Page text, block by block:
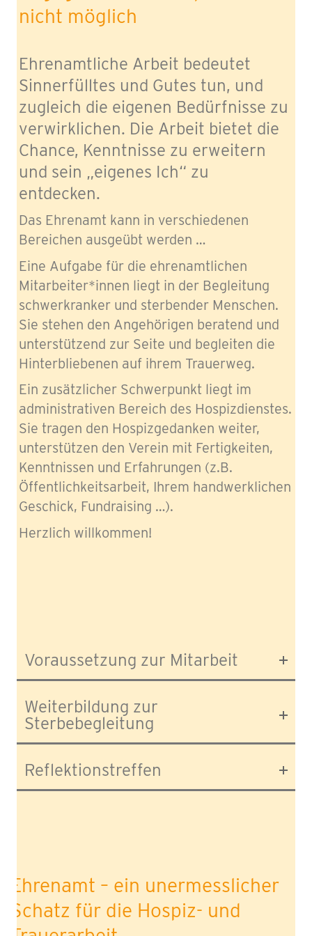
nicht möglich
Ehrenamtliche Arbeit bedeutet
Sinnerfülltes und Gutes tun, und
zugleich die eigenen Bedürfnisse zu
verwirklichen. Die Arbeit bietet die
Chance, Kenntnisse zu erweitern
und sein „eigenes Ich“ zu
entdecken.
Das Ehrenamt kann in verschiedenen
Bereichen ausgeübt werden …
Eine Aufgabe für die ehrenamtlichen
Mitarbeiter*innen liegt in der Begleitung
schwerkranker und sterbender Menschen.
Sie stehen den Angehörigen beratend und
unterstützend zur Seite und begleiten die
Hinterbliebenen auf ihrem Trauerweg.
Ein zusätzlicher Schwerpunkt liegt im
administrativen Bereich des Hospizdienstes.
Sie tragen den Hospizgedanken weiter,
unterstützen den Verein mit Fertigkeiten,
Kenntnissen und Erfahrungen (z.B.
Öffentlichkeitsarbeit, Ihrem handwerklichen
Geschick, Fundraising …).
Herzlich willkommen!
Voraussetzung zur Mitarbeit
Weiterbildung zur
Sterbebegleitung
Reflektionstreffen
Ehrenamt – ein unermesslicher
Schatz für die Hospiz- und